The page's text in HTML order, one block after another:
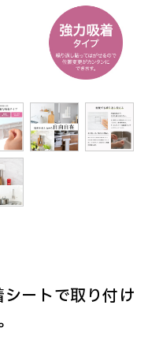
ートで取り付け